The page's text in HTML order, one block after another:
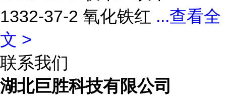
1332-37-2 氧化铁红 ...查看全
文 >
联系我们
湖北巨胜科技有限公司